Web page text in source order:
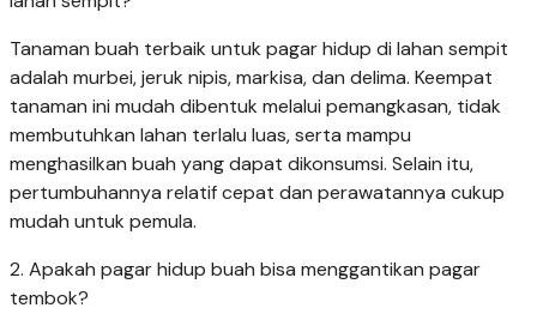
Tanaman buah terbaik untuk pagar hidup di lahan sempit
adalah murbei, jeruk nipis, markisa, dan delima. Keempat
tanaman ini mudah dibentuk melalui pemangkasan, tidak
membutuhkan lahan terlalu luas, serta mampu
menghasilkan buah yang dapat dikonsumsi. Selain itu,
pertumbuhannya relatif cepat dan perawatannya cukup
mudah untuk pemula.
2. Apakah pagar hidup buah bisa menggantikan pagar
tembok?